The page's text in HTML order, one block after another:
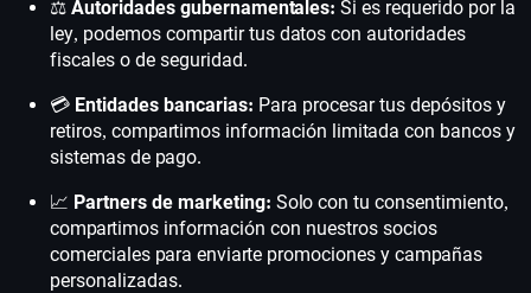
⚖️ Autoridades gubernamentales: Si es requerido por la
ley, podemos compartir tus datos con autoridades
fiscales o de seguridad.
💳 Entidades bancarias: Para procesar tus depósitos y
retiros, compartimos información limitada con bancos y
sistemas de pago.
📈 Partners de marketing: Solo con tu consentimiento,
compartimos información con nuestros socios
comerciales para enviarte promociones y campañas
personalizadas.